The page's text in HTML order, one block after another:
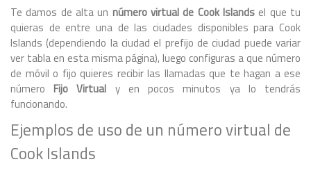
Te damos de alta un número virtual de Cook Islands el que tu
quieras de entre una de las ciudades disponibles para Cook
Islands (dependiendo la ciudad el prefijo de ciudad puede variar
ver tabla en esta misma página), luego configuras a que número
de móvil o fijo quieres recibir las llamadas que te hagan a ese
númeroFijo Virtual y en pocos minutos ya lo tendrás
funcionando.
Ejemplos de uso de un número virtual de
Cook Islands